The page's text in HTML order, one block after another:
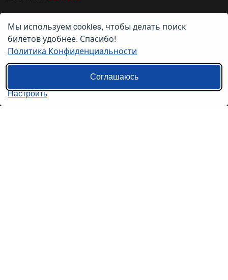
О нас
О компании
Контакты
Пользовательское соглашение
Мы используем cookies, чтобы делать поиск
билетов удобнее. Спасибо!
Политика Конфиденциальности
Соглашаюсь
Настроить